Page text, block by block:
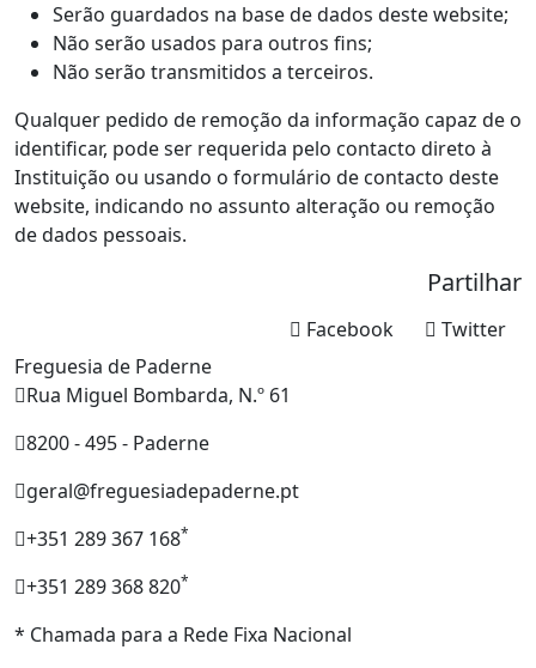
Serão guardados na base de dados deste website;
Não serão usados para outros fins;
Não serão transmitidos a terceiros.
Qualquer pedido de remoção da informação capaz de o
identificar, pode ser requerida pelo contacto direto à
Instituição ou usando o formulário de contacto deste
website, indicando no assunto alteração ou remoção
de dados pessoais.
Partilhar
Twitter
Facebook
Freguesia de Paderne
Rua Miguel Bombarda, N.º 61
8200 - 495 - Paderne
geral@freguesiadepaderne.pt
+351 289 367 168*
+351 289 368 820*
* Chamada para a Rede Fixa Nacional